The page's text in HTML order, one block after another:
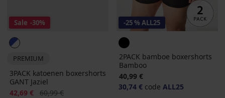
Sale -30%
PREMIUM
3PACK katoenen boxershorts
GANT Jaziel
Korting
42,69 € Oorspronkelijke prijs
60,99 €
-25 % ALL25
2PACK bamboe boxershorts
Bamboo
40,99 €
30,74 € code ALL25